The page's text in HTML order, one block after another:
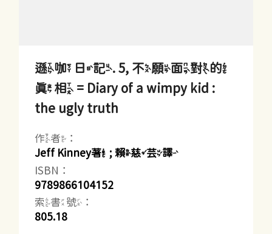
遜咖日記. 5, 不願面對的
真相 = Diary of a wimpy kid :
the ugly truth
作者：
Jeff Kinney著 ; 賴慈芸譯
ISBN：
9789866104152
索書號：
805.18